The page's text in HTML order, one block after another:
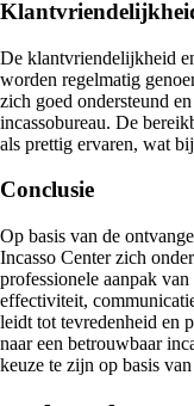
De klantvriendelijkheid
worden regelmatig
zich goed ondersteund
incassobureau. De
als prettig ervaren, wat
Conclusie
Op basis van de
Incasso Center zich
professionele aanpak
effectiviteit,
leidt tot tevredenheid en
naar een betrouwbaar
keuze te zijn op basis